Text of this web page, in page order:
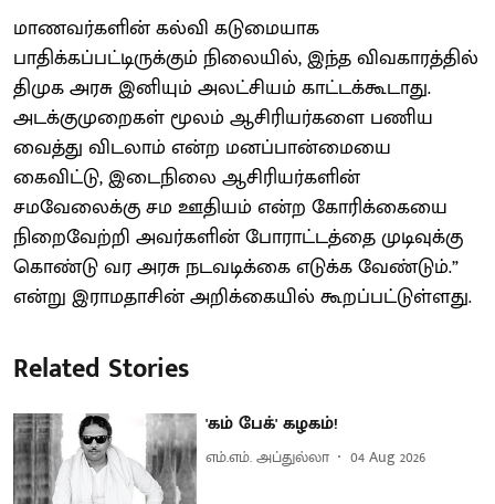
மாணவர்களின் கல்வி கடுமையாக
பாதிக்கப்பட்டிருக்கும் நிலையில், இந்த விவகாரத்தில்
திமுக அரசு இனியும் அலட்சியம் காட்டக்கூடாது.
அடக்குமுறைகள் மூலம் ஆசிரியர்களை பணிய
வைத்து விடலாம் என்ற மனப்பான்மையை
கைவிட்டு, இடைநிலை ஆசிரியர்களின்
சமவேலைக்கு சம ஊதியம் என்ற கோரிக்கையை
நிறைவேற்றி அவர்களின் போராட்டத்தை முடிவுக்கு
கொண்டு வர அரசு நடவடிக்கை எடுக்க வேண்டும்.”
என்று இராமதாசின் அறிக்கையில் கூறப்பட்டுள்ளது.
Related Stories
'கம் பேக்' கழகம்!
எம்.எம். அப்துல்லா 04 Aug 2026